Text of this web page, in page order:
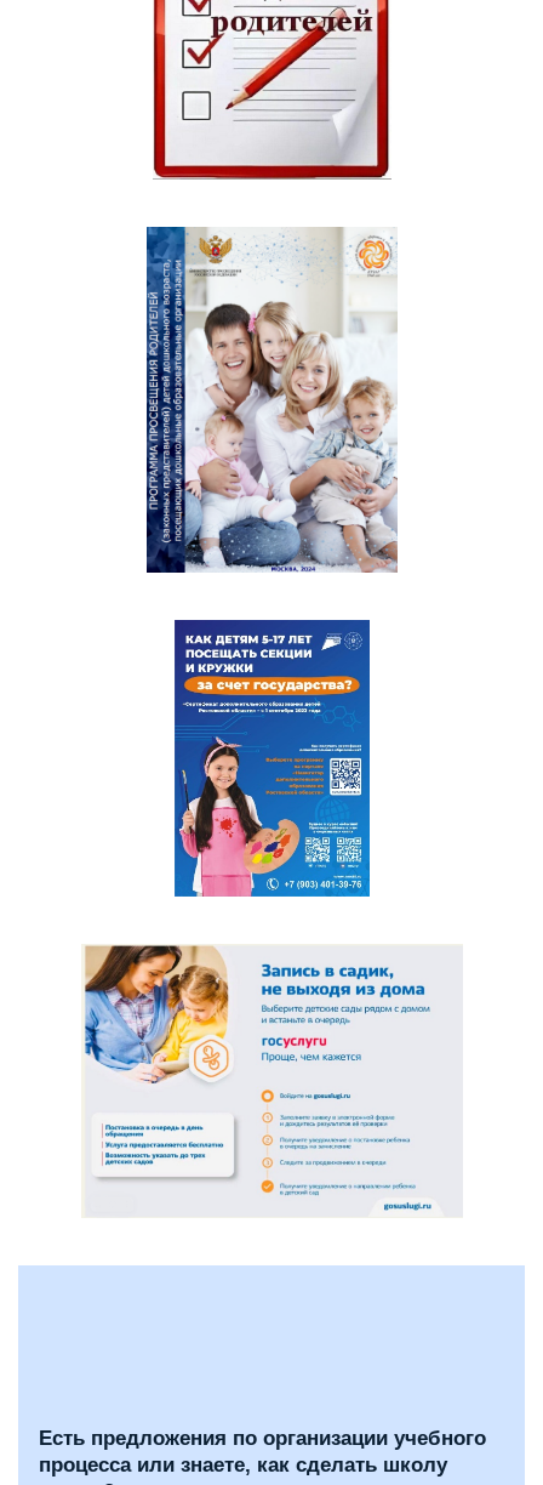
Есть предложения по организации учебного
процесса или знаете, как сделать школу